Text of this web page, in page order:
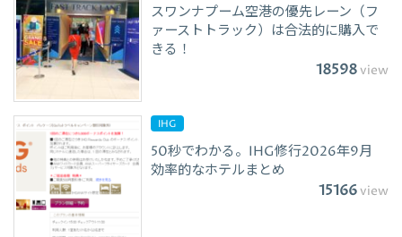
スワンナプーム空港の優先レーン（フ
ァーストトラック）は合法的に購入で
きる！
18598view
IHG
50秒でわかる。IHG修行2026年9月
効率的なホテルまとめ
15166view